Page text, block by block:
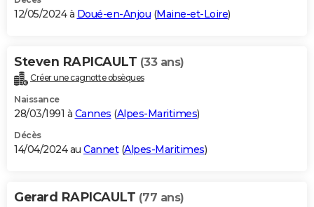
12/05/2024 à Doué-en-Anjou (Maine-et-Loire)
Steven RAPICAULT (33 ans)
Créer une cagnotte obsèques
Naissance
28/03/1991 à Cannes (Alpes-Maritimes)
Décès
14/04/2024 au Cannet(Alpes-Maritimes)
Gerard RAPICAULT (77 ans)